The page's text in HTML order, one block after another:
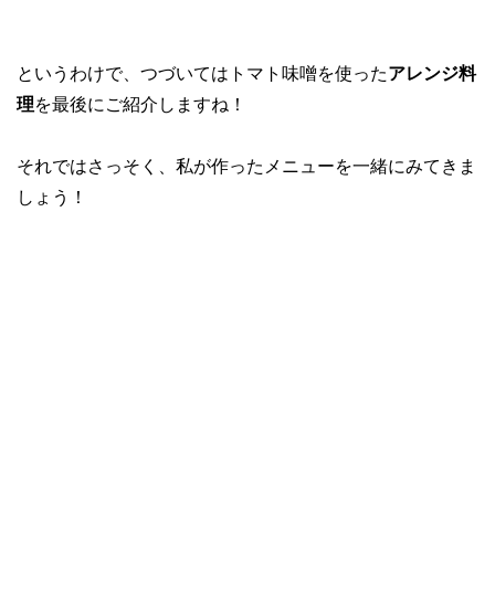
というわけで、つづいてはトマト味噌を使ったアレンジ料
理を最後にご紹介しますね！
それではさっそく、私が作ったメニューを一緒にみてきま
しょう！